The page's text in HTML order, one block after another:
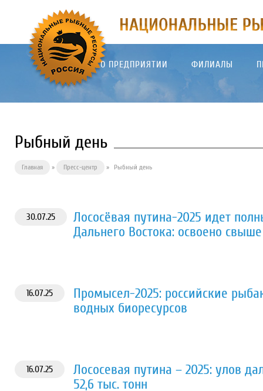
О ПРЕДПРИЯТИИ ФИЛИАЛЫ
Рыбный день
Главная » Пресс-центр » Рыбный день
30.07.25
Лососёвая путина-2025 идет
Дальнего Востока: освоено свыше
16.07.25
Промысел-2025: российские
водных биоресурсов
16.07.25
Лососевая путина – 2025: улов
52,6 тыс. тонн